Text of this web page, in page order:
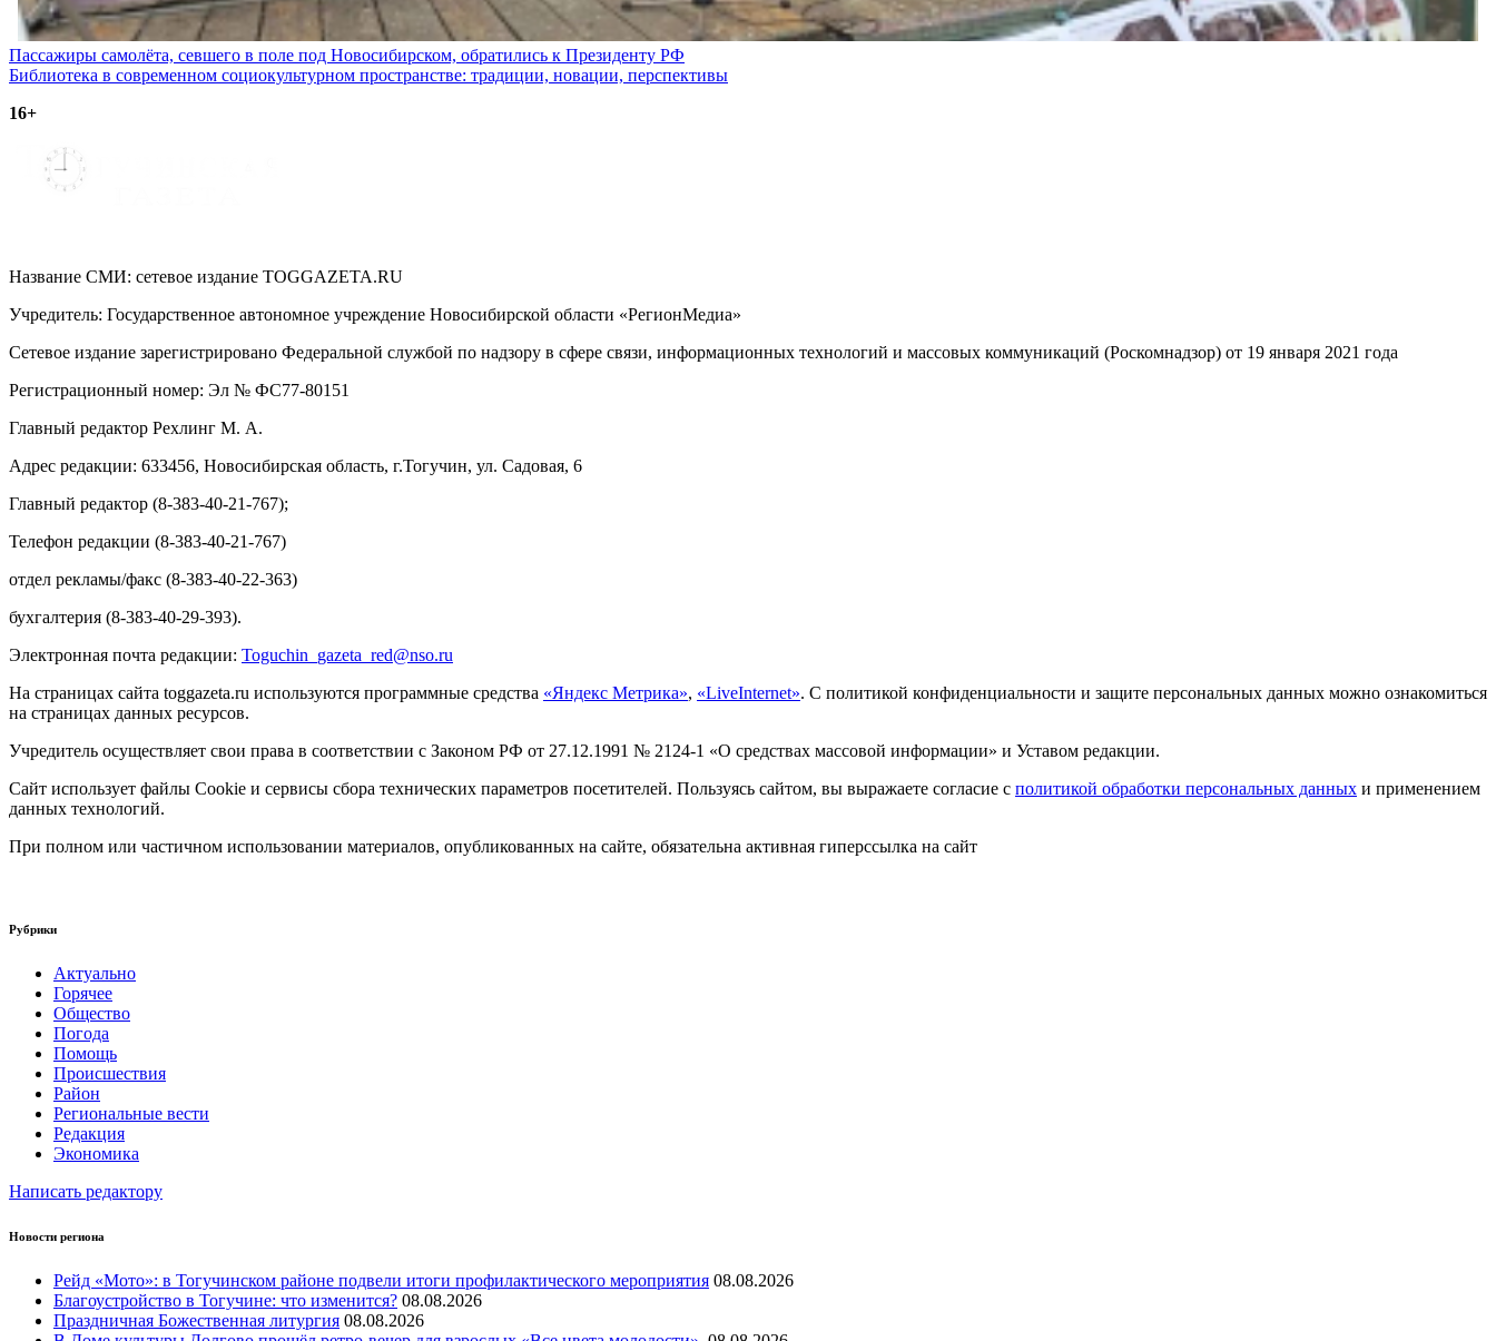
Навигация
по
записям
Пассажиры самолёта, севшего в поле под Новосибирском, обратились к Президенту РФ
Библиотека в современном социокультурном пространстве: традиции, новации, перспективы
16+
Название СМИ: cетевое издание TOGGAZETA.RU
Учредитель: Государственное автономное учреждение Новосибирской области «РегионМедиа»
Сетевое издание зарегистрировано Федеральной службой по надзору в сфере связи, информационных технологий и массовых коммуникаций (Роскомнадзор) от 19 января 2021 года
Регистрационный номер: Эл № ФС77-80151
Главный редактор Рехлинг М. А.
Адрес редакции: 633456, Новосибирская область, г.Тогучин, ул. Садовая, 6
Главный редактор (8-383-40-21-767);
Телефон редакции (8-383-40-21-767)
отдел рекламы/факс (8-383-40-22-363)
бухгалтерия (8-383-40-29-393).
Электронная почта редакции: Toguchin gazeta red@nso.ru
На страницах сайта toggazeta.ru используются программные средства «Яндекс Метрика», «LiveInternet». С политикой конфиденциальности и защите персональных данных можно ознакомиться
на страницах данных ресурсов.
Учредитель осуществляет свои права в соответствии с Законом РФ от 27.12.1991 № 2124-1 «О средствах массовой информации» и Уставом редакции.
Сайт использует файлы Cookie и сервисы сбора технических параметров посетителей. Пользуясь сайтом, вы выражаете согласие с политикой обработки персональных данных и применением
данных технологий.
При полном или частичном использовании материалов, опубликованных на сайте, обязательна активная гиперссылка на сайт
Рубрики
Актуально
Горячее
Общество
Погода
Помощь
Происшествия
Район
Региональные вести
Редакция
Экономика
Написать редактору
Новости региона
Рейд «Мото»: в Тогучинском районе подвели итоги профилактического мероприятия 08.08.2026
Благоустройство в Тогучине: что изменится? 08.08.2026
Праздничная Божественная литургия 08.08.2026